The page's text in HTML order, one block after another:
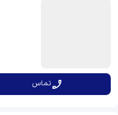
تماس